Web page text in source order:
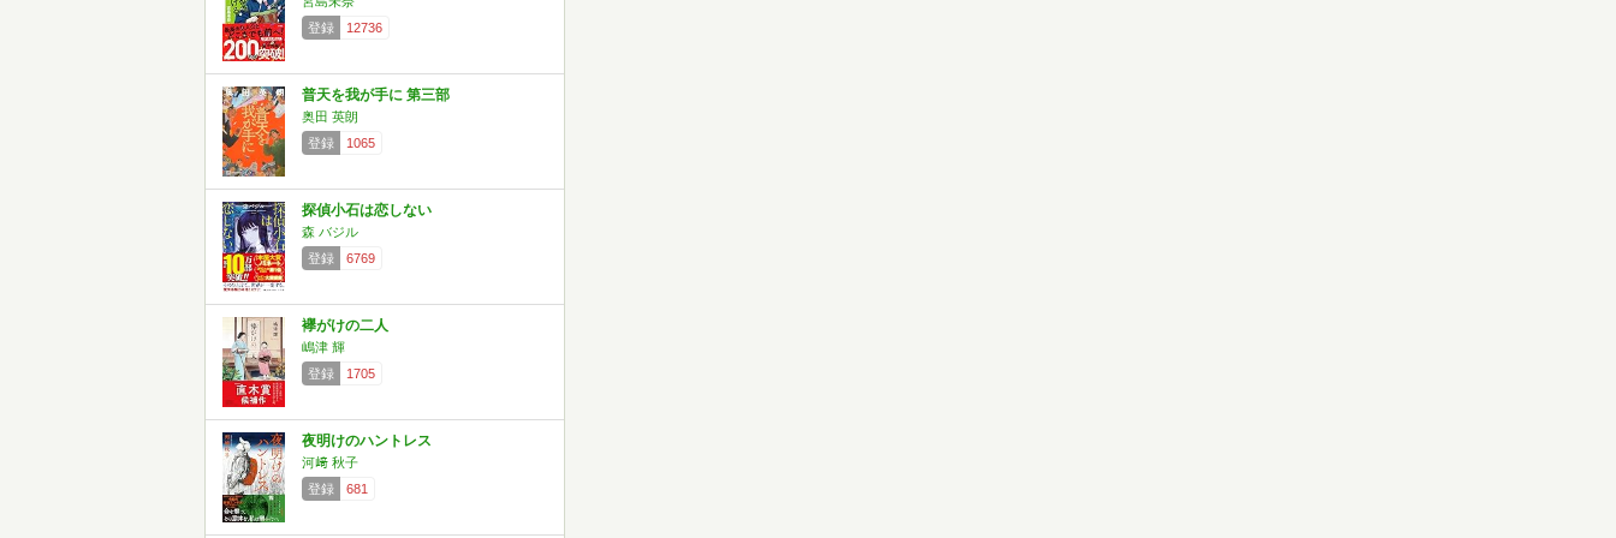
登録
12736
普天を我が手に 第三部
奥田 英朗
登録
1065
探偵小石は恋しない
森 バジル
登録
6769
襷がけの二人
嶋津 輝
登録
1705
夜明けのハントレス
河﨑 秋子
登録
681